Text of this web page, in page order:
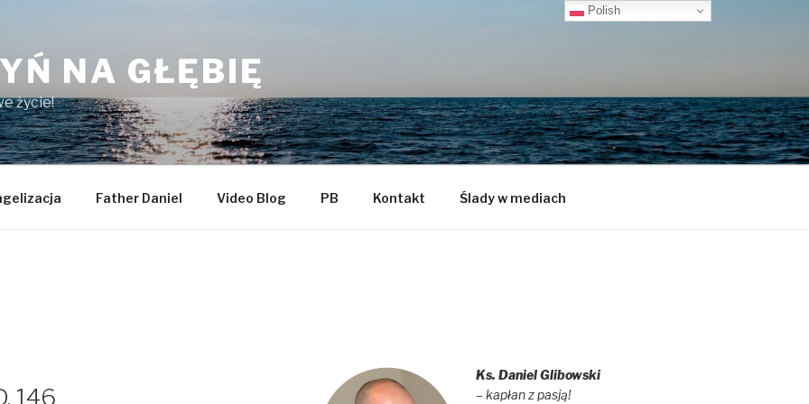
NA GŁĘBIĘ
życie!
Father Daniel Video Blog PB Kontakt Ślady w mediach
146
Ks. Daniel Glibowski
– kapłan z pasją!
Polish